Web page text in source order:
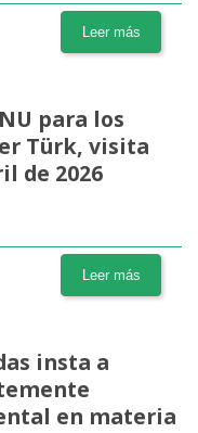
Leer más
para los
Türk, visita
de 2026
Leer más
insta a
en materia